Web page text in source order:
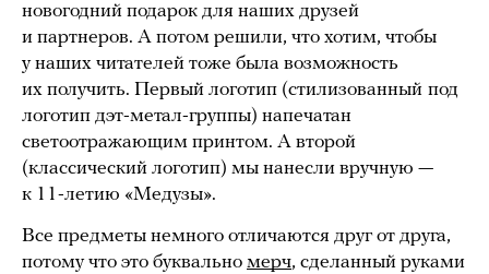
новогодний подарок для наших друзей
и партнеров. А потом решили, что хотим, чтобы
у наших читателей тоже была возможность
их получить. Первый логотип (стилизованный под
логотип дэт-метал-группы) напечатан
светоотражающим принтом. А второй
(классический логотип) мы нанесли вручную —
к 11-летию «Медузы».
Все предметы немного отличаются друг от друга,
потому что это буквально мерч, сделанный руками